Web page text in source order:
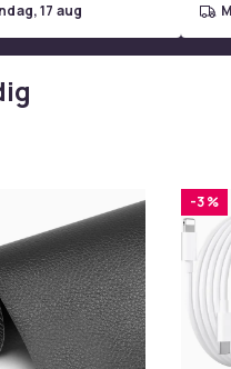
17 aug
-3 %